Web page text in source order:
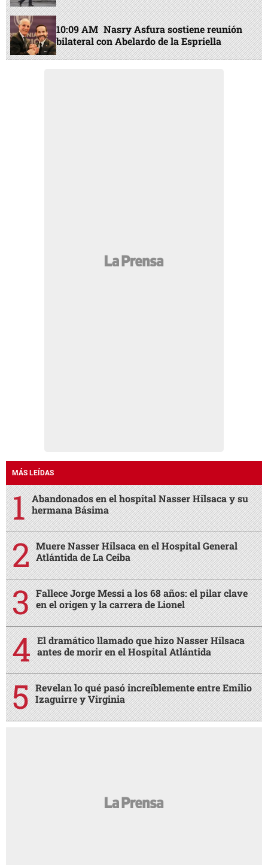
10:09 AM Nasry Asfura sostiene reunión
bilateral con Abelardo de la Espriella
MÁS LEÍDAS
Abandonados en el hospital Nasser Hilsaca y su
hermana Básima
Muere Nasser Hilsaca en el Hospital General
Atlántida de La Ceiba
Fallece Jorge Messi a los 68 años: el pilar clave
en el origen y la carrera de Lionel
El dramático llamado que hizo Nasser Hilsaca
antes de morir en el Hospital Atlántida
Revelan lo qué pasó increíblemente entre Emilio
Izaguirre y Virginia